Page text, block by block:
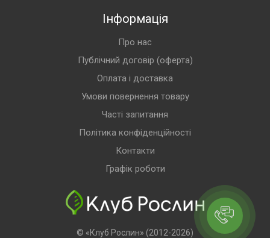
Інформація
Про нас
Публічний договір (оферта)
Оплата і доставка
Умови повернення товару
Часті запитання
Політика конфіденційності
Контакти
Графік роботи
© «Клуб Рослин» (2012-2026)